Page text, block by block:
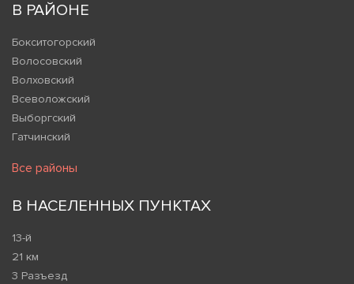
В РАЙОНЕ
Бокситогорский
Волосовский
Волховский
Всеволожский
Выборгский
Гатчинский
Все районы
В НАСЕЛЕННЫХ ПУНКТАХ
13-й
21 км
3 Разъезд